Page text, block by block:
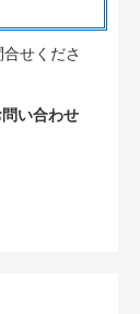
せくださ
い合わせ